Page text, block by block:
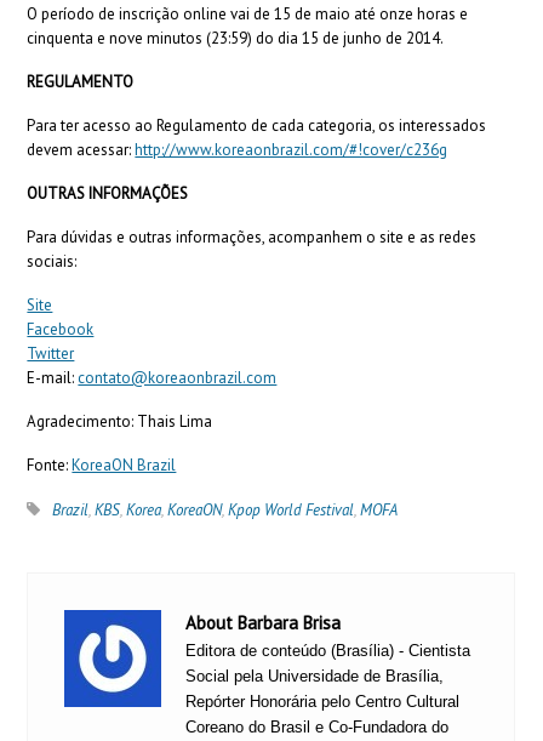
O período de inscrição online vai de 15 de maio até onze horas e
cinquenta e nove minutos (23:59) do dia 15 de junho de 2014.
REGULAMENTO
Para ter acesso ao Regulamento de cada categoria, os interessados
devem acessar:http://www.koreaonbrazil.com/#!cover/c236g
OUTRAS INFORMAÇÕES
Para dúvidas e outras informações, acompanhem o site e as redes
sociais:
Site
Facebook
Twitter
E-mail:contato@koreaonbrazil.com
Agradecimento: Thais Lima
Fonte:KoreaON Brazil
Brazil,KBS,Korea,KoreaON,Kpop World Festival,MOFA
About Barbara Brisa
Editora de conteúdo (Brasília) - Cientista
Social pela Universidade de Brasília,
Repórter Honorária pelo Centro Cultural
Coreano do Brasil e Co-Fundadora do